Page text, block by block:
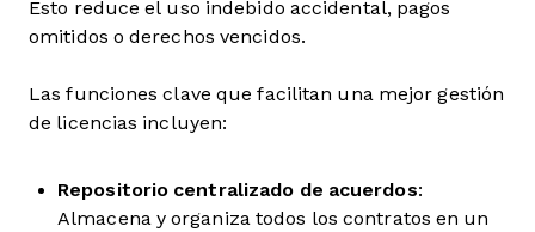
Esto reduce el uso indebido accidental, pagos
omitidos o derechos vencidos.
Las funciones clave que facilitan una mejor gestión
de licencias incluyen:
Repositorio centralizado de acuerdos:
Almacena y organiza todos los contratos en un